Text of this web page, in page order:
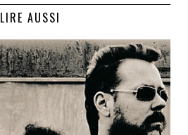
LIRE AUSSI